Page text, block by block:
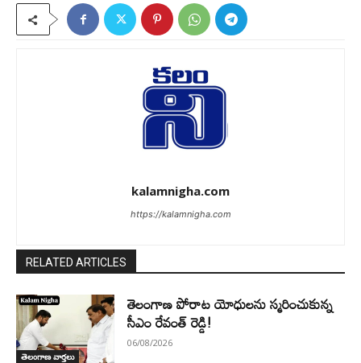
kalamnigha.com
https://kalamnigha.com
RELATED ARTICLES
తెలంగాణ వార్తలు
తెలంగాణ పోరాట యోధులను స్మరించుకున్న
సీఎం రేవంత్ రెడ్డి!
06/08/2026